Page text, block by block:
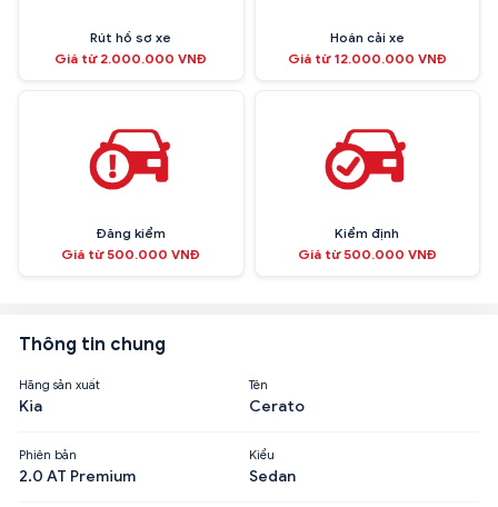
Rút hồ sơ xe
Giá từ 2.000.000 VNĐ
Hoán cải xe
Giá từ 12.000.000 VNĐ
Đăng kiểm
Giá từ 500.000 VNĐ
Kiểm định
Giá từ 500.000 VNĐ
Thông tin chung
Hãng sản xuất
Kia
Tên
Cerato
Phiên bản
2.0 AT Premium
Kiểu
Sedan